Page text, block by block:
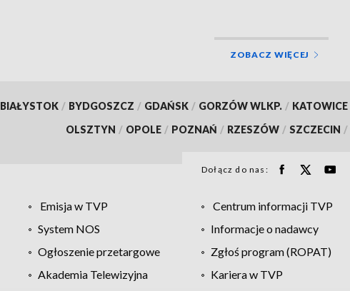
ZOBACZ WIĘCEJ
BIAŁYSTOK / BYDGOSZCZ / GDAŃSK / GORZÓW WLKP. / KATOWICE
OLSZTYN / OPOLE / POZNAŃ / RZESZÓW / SZCZECIN /
Dołącz do nas:
Emisja w TVP Centrum informacji TVP
System NOS Informacje o nadawcy
Ogłoszenie przetargowe Zgłoś program (ROPAT)
Akademia Telewizyjna Kariera w TVP